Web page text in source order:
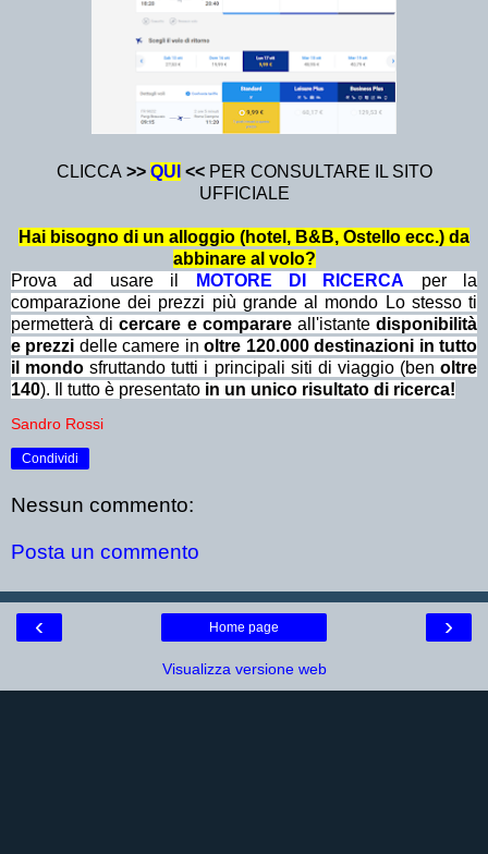
CLICCA >> QU <<PER CONSULTARE IL SITO
UFFICIALE
Hai bisogno di un alloggio (hotel, B&B, Ostello ecc.) da
abbinare al volo?
Prova ad usare il
MOTORE DI RICERCA
per la
comparazione dei prezzi più grande al mondo Lo stesso ti
permetterà dicercare e comparare all'istantedisponibilità
e prezzi delle camere inoltre 120.000 destinazioni in tutto
il mondo sfruttando tutti i principali siti di viaggio (benoltre
140). Il tutto è presentato in un unico risultato di ricerca!
Sandro Rossi
Condividi
Nessun commento:
Posta un commento
‹ ›
Home page
Visualizza versione web